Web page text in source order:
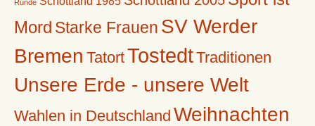
Runde
Mord Starke Frauen SV Werder
Bremen TatortTostedtTraditionen
Unsere Erde - unsere Welt
Wahlen in Deutschland Weihnachten